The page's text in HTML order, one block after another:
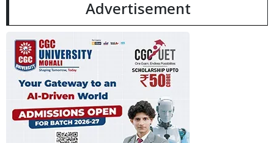
Advertisement